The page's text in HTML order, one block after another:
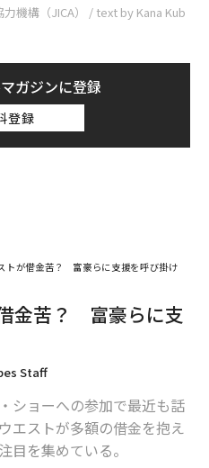
機構（JICA） / text by Kana Kub
ガジンに登録
登録
トが借金苦？ 富豪らに支援を呼び掛け
金苦？ 富豪らに支
Staff
ショーへの参加で最近も話
エストが多額の借金を抱え
目を集めている。